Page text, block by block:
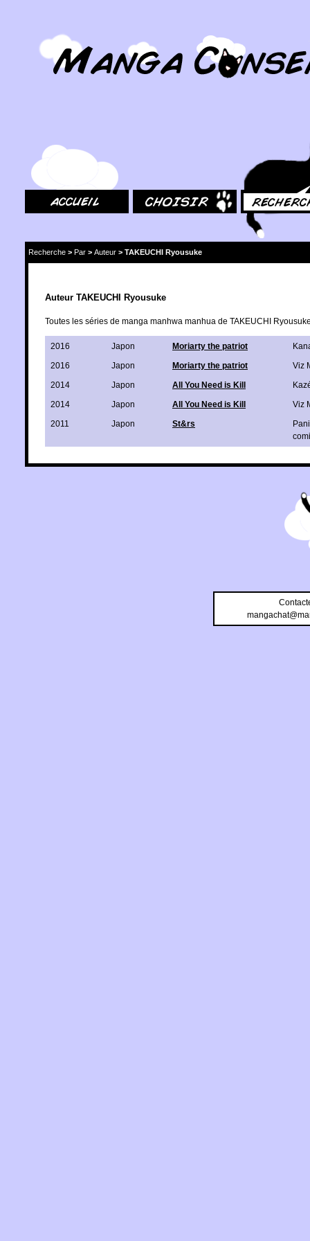
Recherche > Par > Auteur > TAKEUCHI Ryousuke
Auteur TAKEUCHI Ryousuke
Toutes les séries de manga manhwa manhua de TAKEUCHI
2016 Japon Moriarty the patriot
2016
Japon Moriarty the patriot
Viz
2014
Japon All You Need is Kill
2014
Japon All You Need is Kill
Viz
2011
Japon St&rs